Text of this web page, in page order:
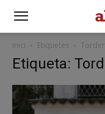
Inici Etiquetes
Etiqueta: